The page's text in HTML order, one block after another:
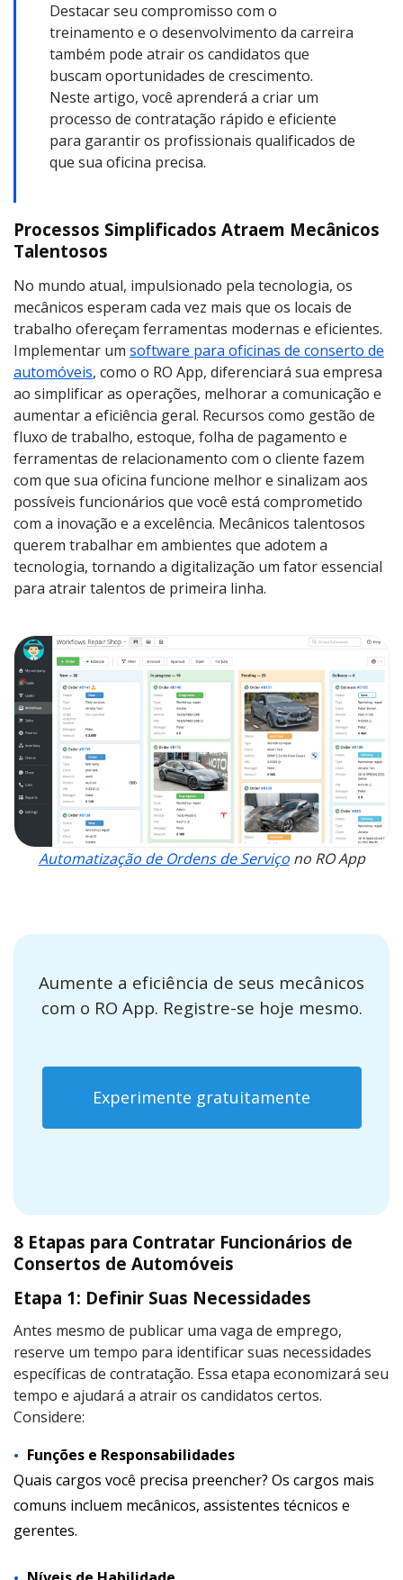
Destacar seu compromisso com o
treinamento e o desenvolvimento da carreira
também pode atrair os candidatos que
buscam oportunidades de crescimento.
Neste artigo, você aprenderá a criar um
processo de contratação rápido e eficiente
para garantir os profissionais qualificados de
que sua oficina precisa.
Processos Simplificados Atraem Mecânicos
Talentosos
No mundo atual, impulsionado pela tecnologia, os
mecânicos esperam cada vez mais que os locais de
trabalho ofereçam ferramentas modernas e eficientes.
Implementar um software para oficinas de conserto de
automóveis, como o RO App, diferenciará sua empresa
ao simplificar as operações, melhorar a comunicação e
aumentar a eficiência geral. Recursos como gestão de
fluxo de trabalho, estoque, folha de pagamento e
ferramentas de relacionamento com o cliente fazem
com que sua oficina funcione melhor e sinalizam aos
possíveis funcionários que você está comprometido
com a inovação e a excelência. Mecânicos talentosos
querem trabalhar em ambientes que adotem a
tecnologia, tornando a digitalização um fator essencial
para atrair talentos de primeira linha.
Automatização de Ordens de Serviçono RO App
Aumente a eficiência de seus mecânicos
com o RO App. Registre-se hoje mesmo.
Experimente gratuitamente
8 Etapas para Contratar Funcionários de
Consertos de Automóveis
Etapa 1: Definir Suas Necessidades
Antes mesmo de publicar uma vaga de emprego,
reserve um tempo para identificar suas necessidades
específicas de contratação. Essa etapa economizará seu
tempo e ajudará a atrair os candidatos certos.
Considere:
Funções e Responsabilidades
Quais cargos você precisa preencher? Os cargos mais
comuns incluem mecânicos, assistentes técnicos e
gerentes.